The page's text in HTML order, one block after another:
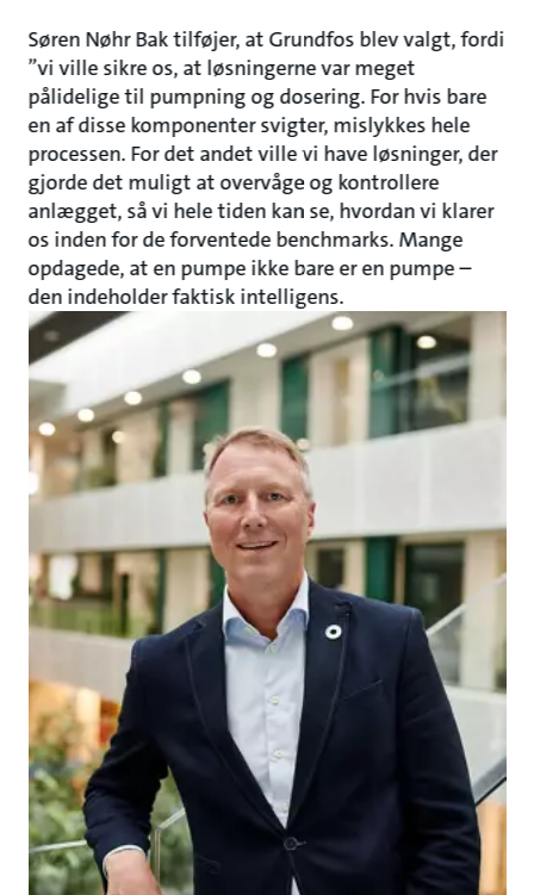
Søren Nøhr Bak tilføjer, at Grundfos blev valgt, fordi
”vi ville sikre os, at løsningerne var meget
pålidelige til pumpning og dosering. For hvis bare
en af disse komponenter svigter, mislykkes hele
processen. For det andet ville vi have løsninger, der
gjorde det muligt at overvåge og kontrollere
anlægget, så vi hele tiden kan se, hvordan vi klarer
os inden for de forventede benchmarks. Mange
opdagede, at en pumpe ikke bare er en pumpe –
den indeholder faktisk intelligens.